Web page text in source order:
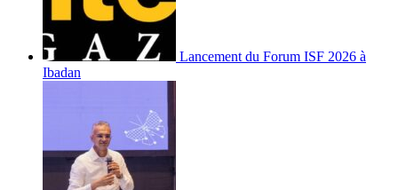
Lancement du Forum ISF 2026 à
Ibadan